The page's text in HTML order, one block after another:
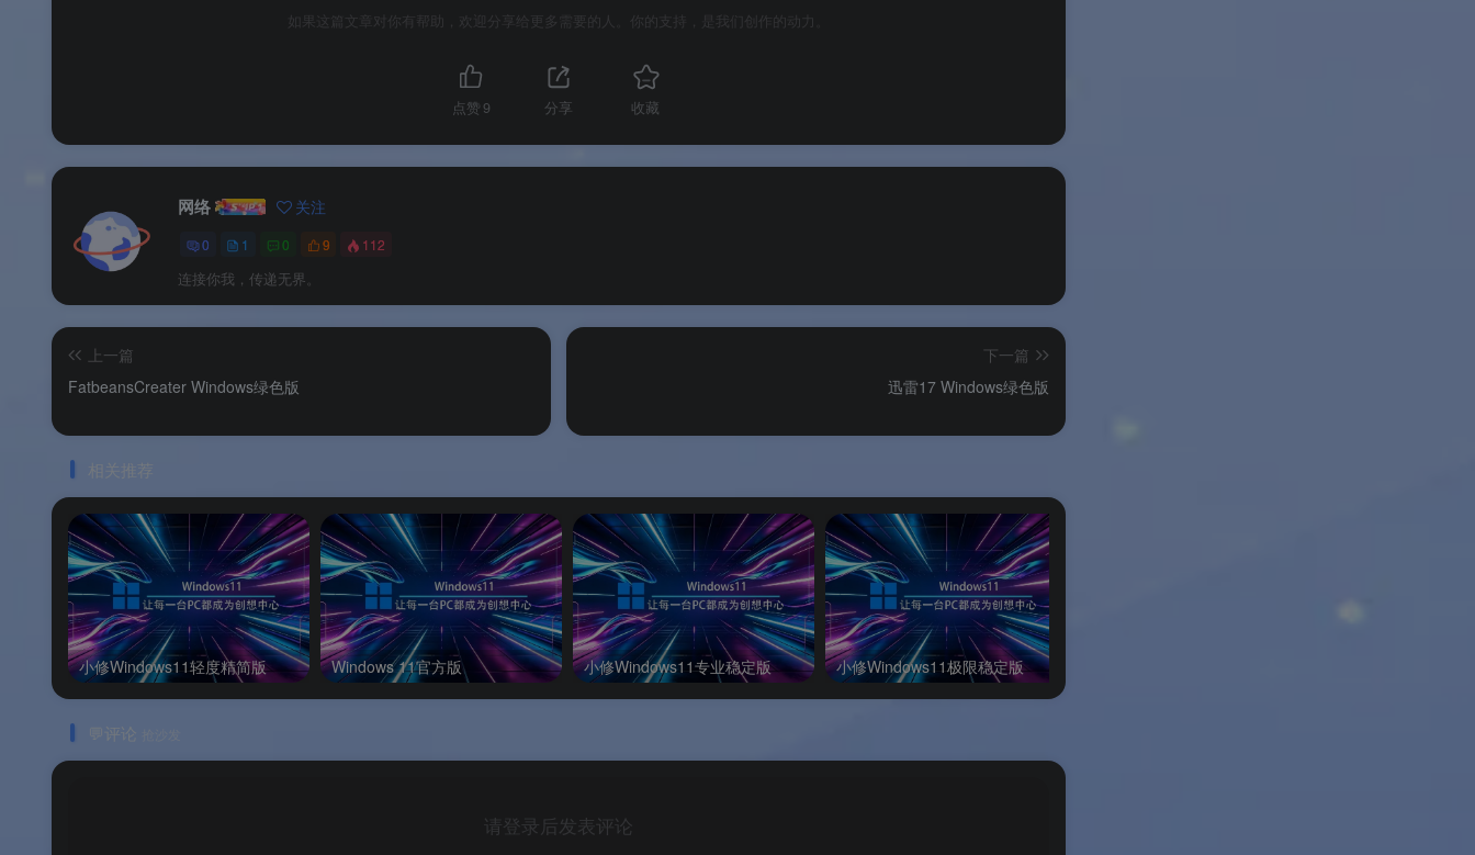
Q1：Netcontrol 的工作原理是什么？安全吗？
A：Netcontrol 本身不包含防火墙功能，而是通过调用 Windows 系统自带的防火墙 API，自动为指定的 exe 程序创建
出站规则（即阻止该程序向外发起网络连接）。所有规则均由 Windows 防火墙执行，不引入额外的网络驱动或后台服
务，安全性有保障。软件本身是绿色单文件，不常驻后台，使用时需要管理员权限。
Q2：为什么杀毒软件会报毒或提示风险？
误禁止了某个系统程序或不想禁止的程序联网，如何恢复？
后台、无广告、全免费。让防火墙配置这件事，变得和复制粘贴一样简单。
在 Windows 用户既想控制程序联网，又不想打开复杂防火墙配置面板的两难境地中，Netcontrol 用“右键一键搞定”给出
了极简答案。几十 KB 的体积、绿色免安装、调用系统防火墙原生能力——它不试图重新发明轮子，而是为 Windows
自带的强大防火墙补齐了一块“便捷操作”的拼图。
从屏蔽游戏广告弹窗，到阻止免费软件后台自动升级，再到为开发测试快速创造离线环境，Netcontrol 几乎覆盖了所有
“临时/针对性禁止某程序联网”的场景。无需常驻后台、不消耗系统资源、卸载不留痕迹，是 Windows 用户的必备效率
工具箱成员。
立即下载 Netcontrol 禁止程序联网工具
：请认准渡漳软件网推荐的吾爱破解论坛 / 52 破解论坛原版资源，由原作者 nfsyan 发布，无捆绑、无病
如果这篇文章对你有帮助，欢迎分享给更多需要的人。你的支持，是我们创作的动力。
点赞 9 分享 收藏
网络 关注
0 1 0 9 112
连接你我，传递无界。
上一篇
FatbeansCreater Windows绿色版
下一篇
迅雷17 Windows绿色版
相关推荐
小修Windows11轻度精简版 Windows 11官方版 小修Windows11专业稳定版 小修Windows11极限稳定版
💬评论
请登录后发表评论